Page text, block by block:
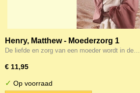
Henry, Matthew - Moederzorg 1
De liefde en zorg van een moeder wordt in de…
€ 11,95
✓ Op voorraad